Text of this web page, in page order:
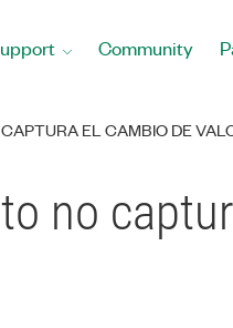
Community
EL CAMBIO DE
no